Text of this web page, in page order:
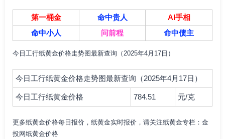
第一桶金 命中贵人
AI手相
命中小人
问前程 命中债主
今日工行纸黄金价格走势图最新查询（2025年4月17日）
今日工行纸黄金价格走势图最新查询（2025年4月17日）
今日工行纸黄金价格 784.51 元/克
更多纸黄金价格每日报价，纸黄金实时报价，请关注纸黄金专栏：金
投网纸黄金价格